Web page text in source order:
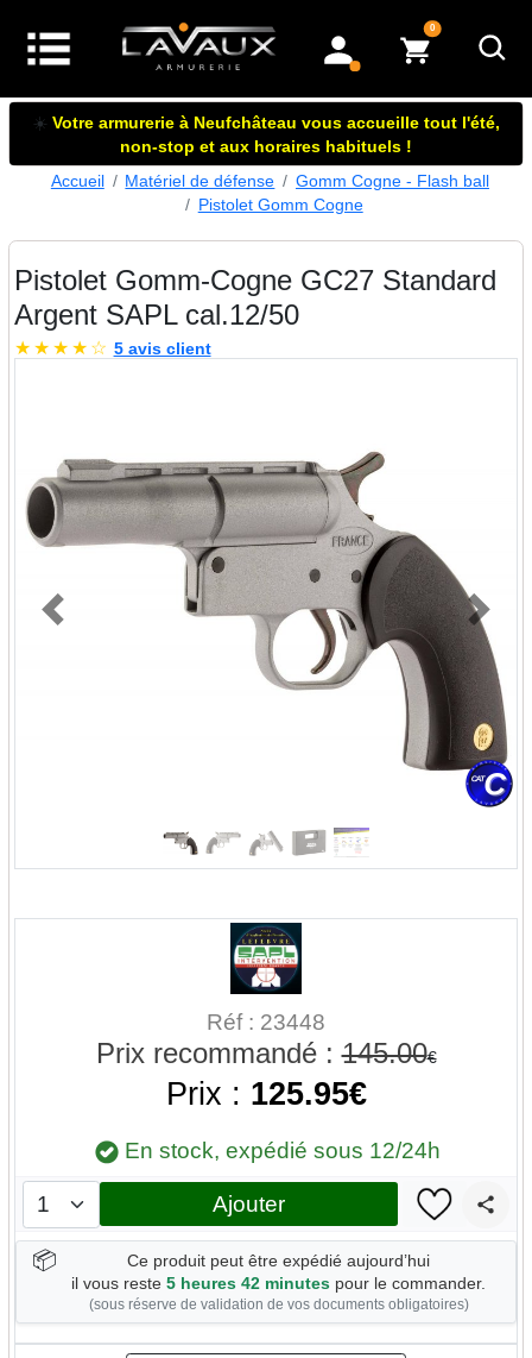
mon compte
0articles dans le panier
☀️ Votre armurerie à Neufchâteau vous accueille tout l'été,
non-stop et aux horaires habituels !
Accueil
Matériel de défense
Gomm Cogne - Flash ball
Pistolet Gomm Cogne
Pistolet Gomm-Cogne GC27 Standard
Argent SAPL cal.12/50
★ ★ ★ ★ ☆ 5 avis client
Previous Next
Réf : 23448
Prix recommandé :145.00€
Prix : 125.95€
En stock, expédié sous 12/24h
Ajouter
📦
Ce produit peut être expédié aujourd’hui
il vous reste 5 heures 42 minutes pour le commander.
(sous réserve de validation de vos documents obligatoires)